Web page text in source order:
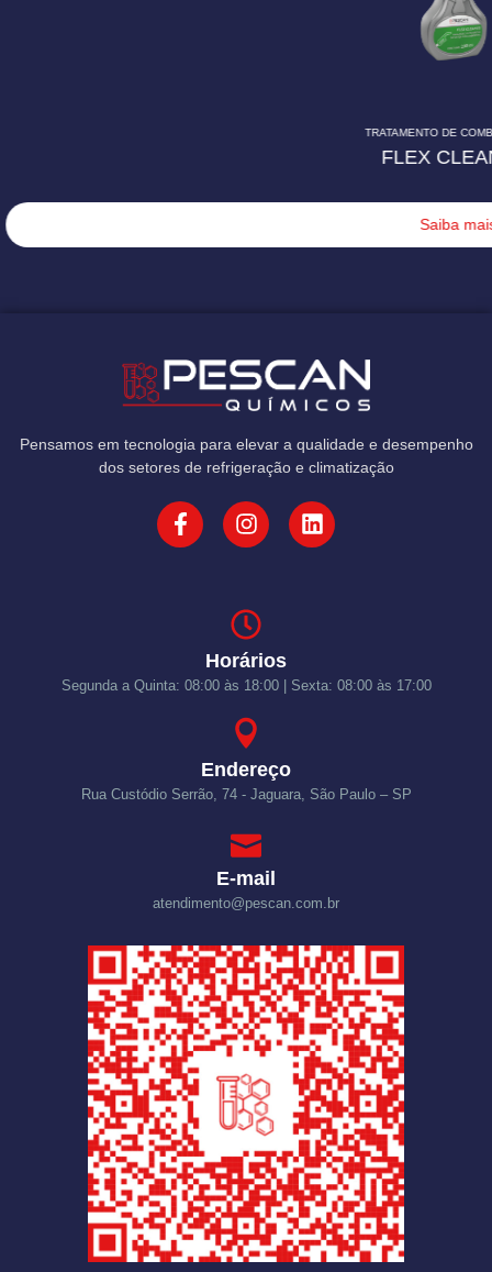
Pensamos em tecnologia para elevar a qualidade e desempenho
dos setores de refrigeração e climatização
Horários
Segunda a Quinta: 08:00 às 18:00 | Sexta: 08:00 às 17:00
Endereço
Rua Custódio Serrão, 74 - Jaguara, São Paulo – SP
E-mail
atendimento@pescan.com.br